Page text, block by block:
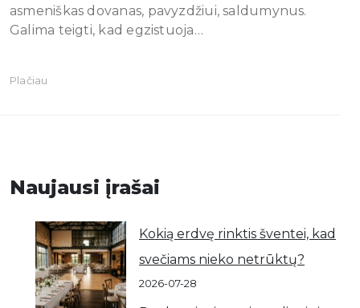
asmeniškas dovanas, pavyzdžiui, saldumynus.
Galima teigti, kad egzistuoja…
Plačiau
Naujausi įrašai
Kokią erdvę rinktis šventei, kad
svečiams nieko netrūktų?
2026-07-28